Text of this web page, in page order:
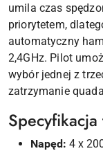
umila czas
priorytetem,
automatyczny
2,4GHz. Pilot
wybór jednej z
zatrzymanie
Napęd: 4 x